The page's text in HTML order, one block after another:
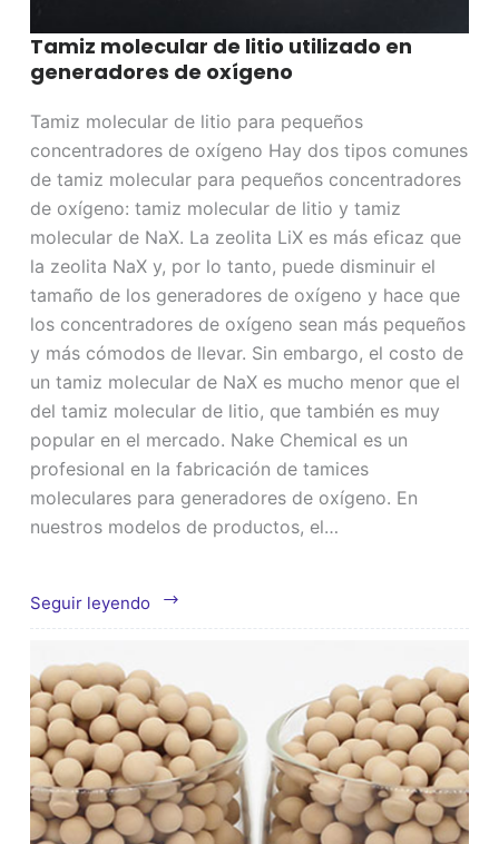
Tamiz molecular de litio utilizado en
generadores de oxígeno
Tamiz molecular de litio para pequeños
concentradores de oxígeno Hay dos tipos comunes
de tamiz molecular para pequeños concentradores
de oxígeno: tamiz molecular de litio y tamiz
molecular de NaX. La zeolita LiX es más eficaz que
la zeolita NaX y, por lo tanto, puede disminuir el
tamaño de los generadores de oxígeno y hace que
los concentradores de oxígeno sean más pequeños
y más cómodos de llevar. Sin embargo, el costo de
un tamiz molecular de NaX es mucho menor que el
del tamiz molecular de litio, que también es muy
popular en el mercado. Nake Chemical es un
profesional en la fabricación de tamices
moleculares para generadores de oxígeno. En
nuestros modelos de productos, el…
Seguir leyendo
Tamiz
molecular
litio
utilizado
en
generadores
de
oxígeno